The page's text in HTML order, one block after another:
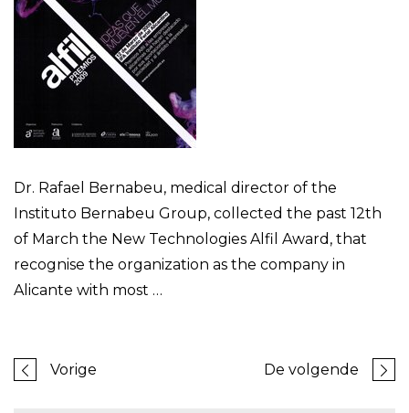
Dr. Rafael Bernabeu, medical director of the
Instituto Bernabeu Group, collected the past 12th
of March the New Technologies Alfil Award, that
recognise the organization as the company in
Alicante with most …
Vorige De volgende